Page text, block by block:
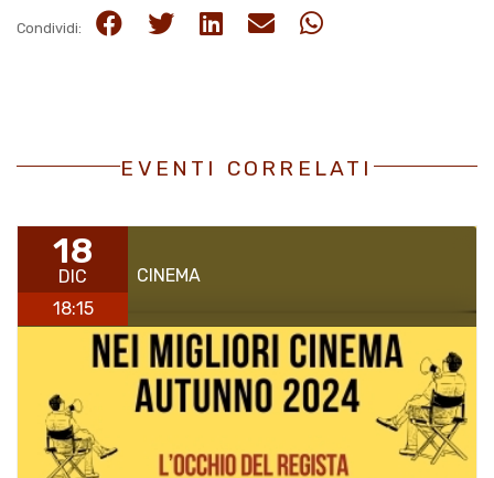
Condividi:
EVENTI CORRELATI
18
DIC
18:15
CINEMA